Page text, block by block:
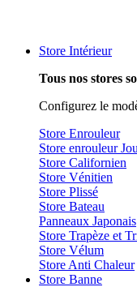
Store Intérieur
Tous nos stores
Configurez le
Store Enrouleur
Store enrouleur
Store Californien
Store Vénitien
Store Plissé
Store Bateau
Panneaux Japonais
Store Trapèze et
Store Vélum
Store Anti Chaleur
Store Banne